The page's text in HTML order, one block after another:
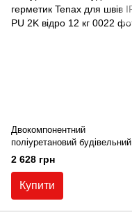
Двокомпонентний
поліуретановий будівельний
герметик Tenax для швів IPS
PU 2K відро 12 кг
2 628 грн
Купити